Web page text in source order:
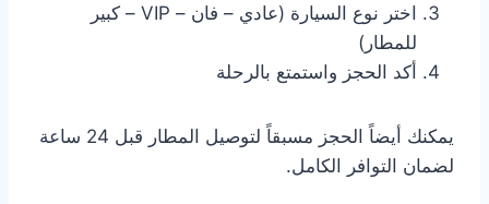
اختر نوع السيارة (عادي – فان – VIP – كبير
للمطار)
أكد الحجز واستمتع بالرحلة
يمكنك أيضاً الحجز مسبقاً لتوصيل المطار قبل 24 ساعة
لضمان التوافر الكامل.